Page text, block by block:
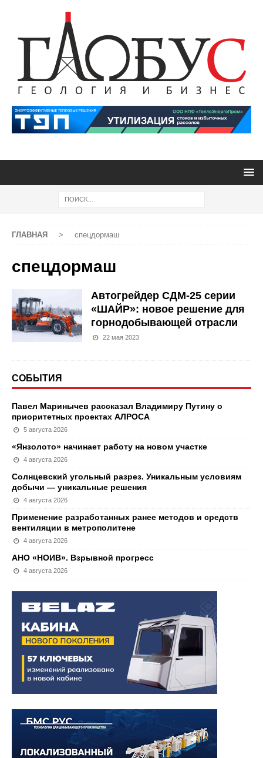
ГЛАВНАЯ > спецдормаш
спецдормаш
Автогрейдер СДМ-25 серии
«ШАЙР»: новое решение для
горнодобывающей отрасли
22 мая 2023
СОБЫТИЯ
Павел Маринычев рассказал Владимиру Путину о
приоритетных проектах АЛРОСА
5 августа 2026
«Янзолото» начинает работу на новом участке
4 августа 2026
Солнцевский угольный разрез. Уникальным условиям
добычи — уникальные решения
4 августа 2026
Применение разработанных ранее методов и средств
вентиляции в метрополитене
4 августа 2026
АНО «НОИВ». Взрывной прогресс
4 августа 2026